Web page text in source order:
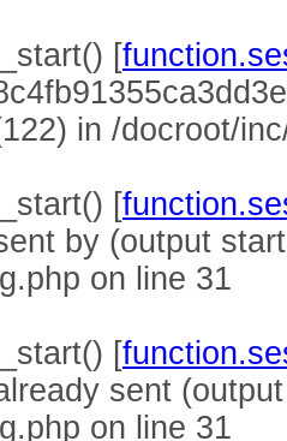
[
in /docroot/
[
by (output
on line 31
[
sent
on line 31